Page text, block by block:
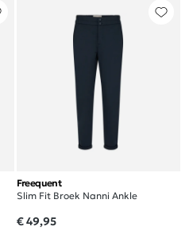
Freequent
Slim Fit Broek Nanni Ankle
€ 49,95